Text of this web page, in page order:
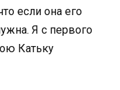
если она его
Я с первого
Катьку